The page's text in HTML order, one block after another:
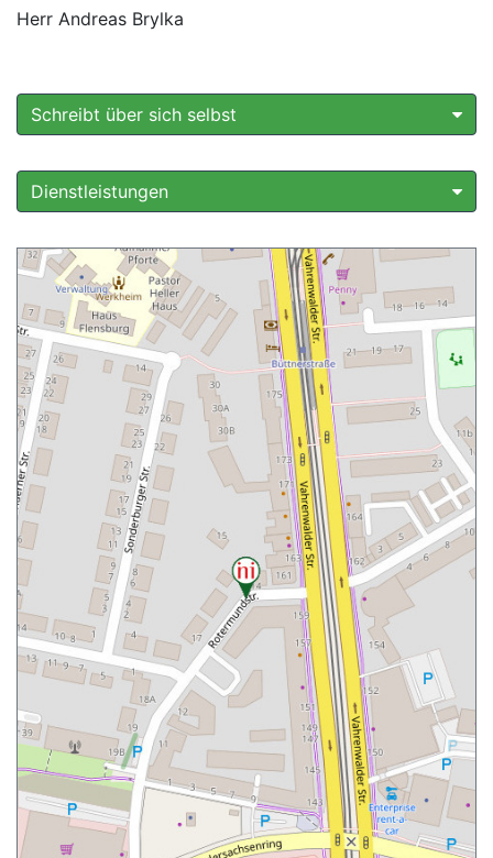
Herr Andreas Brylka
Schreibt über sich selbst
Dienstleistungen